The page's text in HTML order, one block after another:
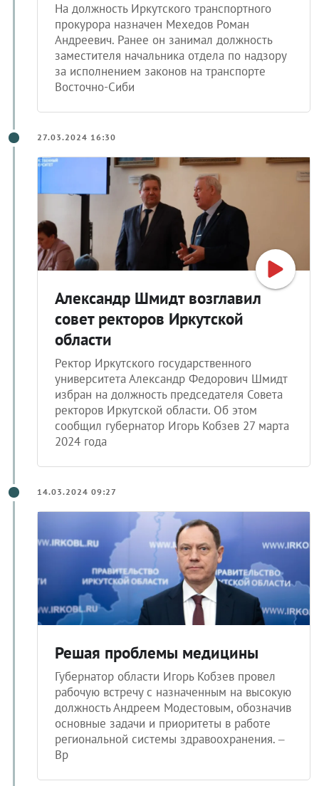
На должность Иркутского транспортного
прокурора назначен Мехедов Роман
Андреевич. Ранее он занимал должность
заместителя начальника отдела по надзору
за исполнением законов на транспорте
Восточно-Сиби
27.03.2024 16:30
Александр Шмидт возглавил
совет ректоров Иркутской
области
Ректор Иркутского государственного
университета Александр Федорович Шмидт
избран на должность председателя Совета
ректоров Иркутской области. Об этом
сообщил губернатор Игорь Кобзев 27 марта
2024 года
14.03.2024 09:27
Решая проблемы медицины
Губернатор области Игорь Кобзев провел
рабочую встречу с назначенным на высокую
должность Андреем Модестовым, обозначив
основные задачи и приоритеты в работе
региональной системы здравоохранения. –
Вр